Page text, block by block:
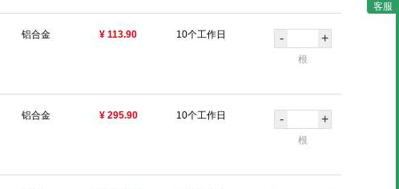
铝合金 ¥ 113.90 10个工作日 - +
根
铝合金 ¥ 295.90 10个工作日 - +
根
客服